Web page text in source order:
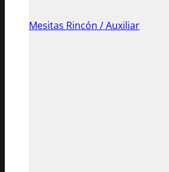
Mesitas Rincón / Auxiliar